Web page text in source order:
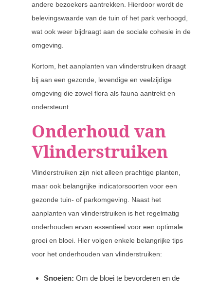
andere bezoekers aantrekken. Hierdoor wordt de
belevingswaarde van de tuin of het park verhoogd,
wat ook weer bijdraagt aan de sociale cohesie in de
omgeving.
Kortom, het aanplanten van vlinderstruiken draagt
bij aan een gezonde, levendige en veelzijdige
omgeving die zowel flora als fauna aantrekt en
ondersteunt.
Onderhoud van
Vlinderstruiken
Vlinderstruiken zijn niet alleen prachtige planten,
maar ook belangrijke indicatorsoorten voor een
gezonde tuin- of parkomgeving. Naast het
aanplanten van vlinderstruiken is het regelmatig
onderhouden ervan essentieel voor een optimale
groei en bloei. Hier volgen enkele belangrijke tips
voor het onderhouden van vlinderstruiken:
Snoeien: Om de bloei te bevorderen en de